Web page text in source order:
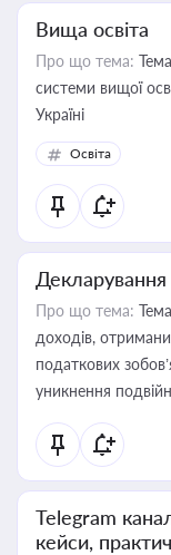
Вища освіта
Про що тема:
системи вищої
Україні
Освіта
Декларування
Про що тема:
доходів,
податкових
уникнення
Telegram
кейси,